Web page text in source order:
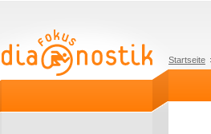
Startseite